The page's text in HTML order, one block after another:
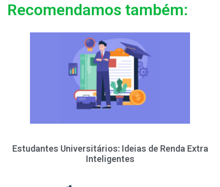
Recomendamos também:
Estudantes Universitários: Ideias de Renda Extra
Inteligentes